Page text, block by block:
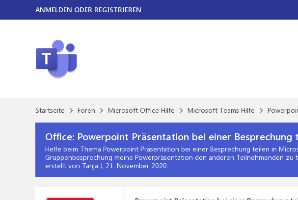
Startseite Foren Microsoft Office Hilfe Microsoft Teams Hilfe
Office: Powerpoint Präsentation bei einer Besprechung
Helfe beim Thema Powerpoint Präsentation bei einer Besprechung teilen in
Gruppenbesprechung meine Powerpräsentation den anderen Teilnehmenden zu
erstellt von Tanja J, 21. November 2020.
ANMELDEN ODER REGISTRIEREN